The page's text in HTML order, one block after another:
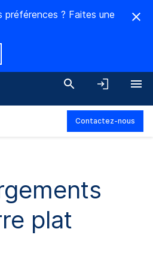
? Faites une
Contactez-nous
plat